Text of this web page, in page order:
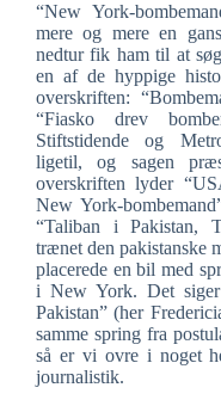
“New York-
mere og mere en
nedtur fik ham til at
en af de hyppige
overskriften:
“Fiasko drev
Stiftstidende og
ligetil, og sagen
overskriften lyder
New York-
“Taliban i Pakistan,
trænet den pakistanske
placerede en bil med
i New York. Det
Pakistan” (her
samme spring fra
så er vi ovre i noget
journalistik.